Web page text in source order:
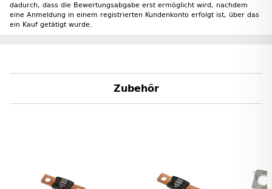
dadurch, dass die Bewertungsabgabe erst ermöglicht wird, nachdem
eine Anmeldung in einem registrierten Kundenkonto erfolgt ist, über das
ein Kauf getätigt wurde.
Zubehör